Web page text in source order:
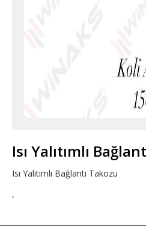
Isı Yalıtımlı
Isı Yalıtımlı Bağlantı Takozu
,